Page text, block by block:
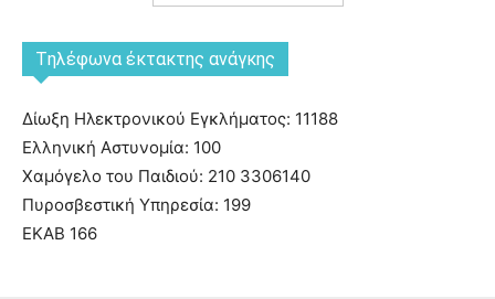
Tηλέφωνα έκτακτης ανάγκης
Δίωξη Ηλεκτρονικού Εγκλήματος: 11188
Ελληνική Αστυνομία: 100
Χαμόγελο του Παιδιού: 210 3306140
Πυροσβεστική Υπηρεσία: 199
ΕΚΑΒ 166